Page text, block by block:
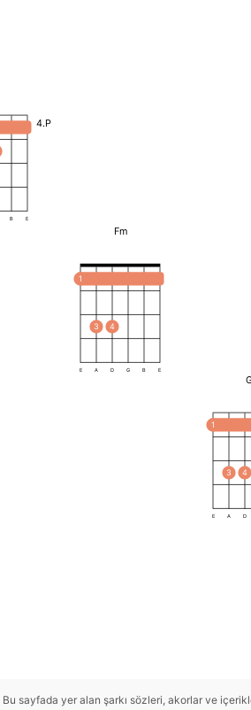
4.P
B E
Fm
1
3 4
E A D G B E
1
3 4
E A D
Bu sayfada yer alan şarkı sözleri, akorlar ve